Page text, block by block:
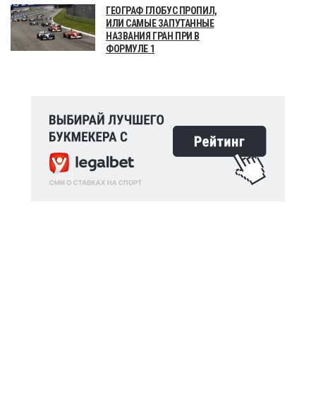
ГЕОГРАФ ГЛОБУС ПРОПИЛ,
ИЛИ САМЫЕ ЗАПУТАННЫЕ
НАЗВАНИЯ ГРАН ПРИ В
ФОРМУЛЕ 1